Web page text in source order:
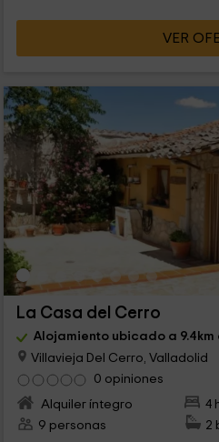
VER
La Casa del Cerro
Alojamiento ubicado a 9.4km
Villavieja Del Cerro, Valladolid
0 opiniones
Alquiler íntegro
4
9 personas
2